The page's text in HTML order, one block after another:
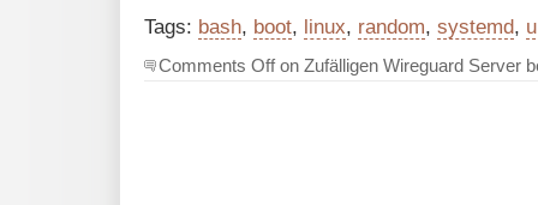
Tags: bash, boot, linux, random, systemd,
Comments Offon Zufälligen Wireguard Server